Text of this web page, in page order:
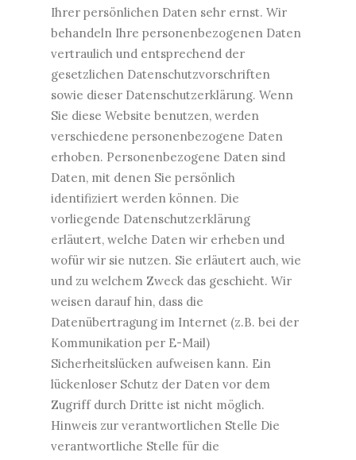
Ihrer persönlichen Daten sehr ernst. Wir
behandeln Ihre personenbezogenen Daten
vertraulich und entsprechend der
gesetzlichen Datenschutzvorschriften
sowie dieser Datenschutzerklärung. Wenn
Sie diese Website benutzen, werden
verschiedene personenbezogene Daten
erhoben. Personenbezogene Daten sind
Daten, mit denen Sie persönlich
identifiziert werden können. Die
vorliegende Datenschutzerklärung
erläutert, welche Daten wir erheben und
wofür wir sie nutzen. Sie erläutert auch, wie
und zu welchem Zweck das geschieht. Wir
weisen darauf hin, dass die
Datenübertragung im Internet (z.B. bei der
Kommunikation per E-Mail)
Sicherheitslücken aufweisen kann. Ein
lückenloser Schutz der Daten vor dem
Zugriff durch Dritte ist nicht möglich.
Hinweis zur verantwortlichen Stelle Die
verantwortliche Stelle für die